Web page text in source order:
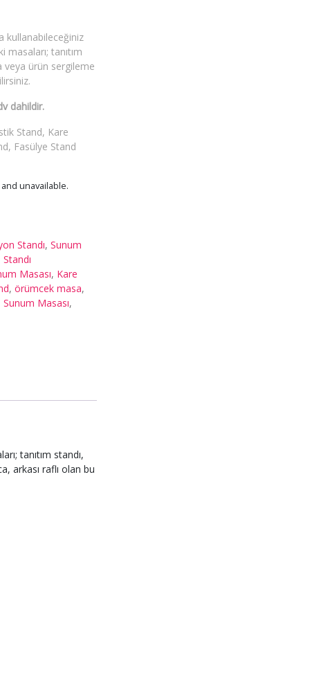
kullanabileceğiniz
tanıtım
veya ürün sergileme
dahildir.
Stand, Kare
Fasülye Stand
unavailable.
Standı, Sunum
Masası, Kare
, örümcek masa,
Sunum Masası,
tanıtım standı,
arkası raflı olan bu